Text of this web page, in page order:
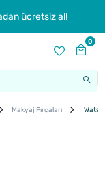
ücretsiz al!
0
Makyaj Fırçaları